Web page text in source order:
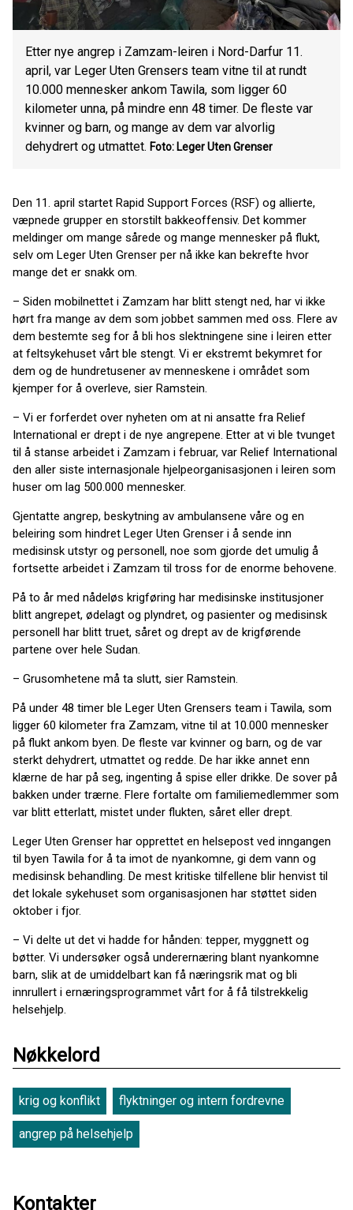
Etter nye angrep i Zamzam-leiren i Nord-Darfur 11.
april, var Leger Uten Grensers team vitne til at rundt
10.000 mennesker ankom Tawila, som ligger 60
kilometer unna, på mindre enn 48 timer. De fleste var
kvinner og barn, og mange av dem var alvorlig
dehydrert og utmattet. Foto: Leger Uten Grenser
Den 11. april startet Rapid Support Forces (RSF) og allierte,
væpnede grupper en storstilt bakkeoffensiv. Det kommer
meldinger om mange sårede og mange mennesker på flukt,
selv om Leger Uten Grenser per nå ikke kan bekrefte hvor
mange det er snakk om.
– Siden mobilnettet i Zamzam har blitt stengt ned, har vi ikke
hørt fra mange av dem som jobbet sammen med oss. Flere av
dem bestemte seg for å bli hos slektningene sine i leiren etter
at feltsykehuset vårt ble stengt. Vi er ekstremt bekymret for
dem og de hundretusener av menneskene i området som
kjemper for å overleve, sier Ramstein.
– Vi er forferdet over nyheten om at ni ansatte fra Relief
International er drept i de nye angrepene. Etter at vi ble tvunget
til å stanse arbeidet i Zamzam i februar, var Relief International
den aller siste internasjonale hjelpeorganisasjonen i leiren som
huser om lag 500.000 mennesker.
Gjentatte angrep, beskytning av ambulansene våre og en
beleiring som hindret Leger Uten Grenser i å sende inn
medisinsk utstyr og personell, noe som gjorde det umulig å
fortsette arbeidet i Zamzam til tross for de enorme behovene.
På to år med nådeløs krigføring har medisinske institusjoner
blitt angrepet, ødelagt og plyndret, og pasienter og medisinsk
personell har blitt truet, såret og drept av de krigførende
partene over hele Sudan.
– Grusomhetene må ta slutt, sier Ramstein.
På under 48 timer ble Leger Uten Grensers team i Tawila, som
ligger 60 kilometer fra Zamzam, vitne til at 10.000 mennesker
på flukt ankom byen. De fleste var kvinner og barn, og de var
sterkt dehydrert, utmattet og redde. De har ikke annet enn
klærne de har på seg, ingenting å spise eller drikke. De sover på
bakken under trærne. Flere fortalte om familiemedlemmer som
var blitt etterlatt, mistet under flukten, såret eller drept.
Leger Uten Grenser har opprettet en helsepost ved inngangen
til byen Tawila for å ta imot de nyankomne, gi dem vann og
medisinsk behandling. De mest kritiske tilfellene blir henvist til
det lokale sykehuset som organisasjonen har støttet siden
oktober i fjor.
– Vi delte ut det vi hadde for hånden: tepper, myggnett og
bøtter. Vi undersøker også underernæring blant nyankomne
barn, slik at de umiddelbart kan få næringsrik mat og bli
innrullert i ernæringsprogrammet vårt for å få tilstrekkelig
helsehjelp.
Nøkkelord
krig og konflikt flyktninger og intern fordrevne
angrep på helsehjelp
Kontakter